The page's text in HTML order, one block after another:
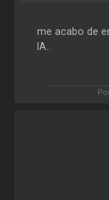
me acabo de
IA..